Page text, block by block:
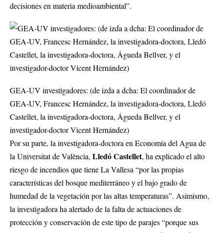
decisiones en materia medioambiental”.
GEA-UV investigadores: (de izda a dcha: El coordinador de
GEA-UV, Francesc Hernández, la investigadora-doctora, Lledó
Castellet, la investigadora-doctora, Águeda Bellver, y el
investigador-doctor Vicent Hernández)
Por su parte, la investigadora-doctora en Economía del Agua de
la Universitat de València, Lledó Castellet, ha explicado el alto
riesgo de incendios que tiene La Vallesa “por las propias
características del bosque mediterráneo y el bajo grado de
humedad de la vegetación por las altas temperaturas”. Asimismo,
la investigadora ha alertado de la falta de actuaciones de
protección y conservación de este tipo de parajes “porque sus